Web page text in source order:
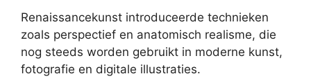
Renaissancekunst introduceerde technieken
zoals perspectief en anatomisch realisme, die
nog steeds worden gebruikt in moderne kunst,
fotografie en digitale illustraties.